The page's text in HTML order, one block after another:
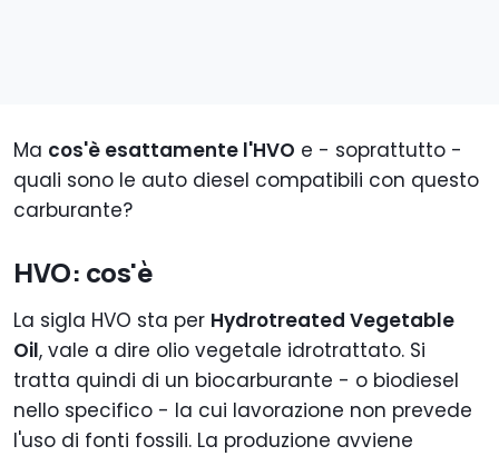
Ma cos'è esattamente l'HVO e - soprattutto -
quali sono le auto diesel compatibili con questo
carburante?
HVO: cos'è
La sigla HVO sta per Hydrotreated Vegetable
Oil, vale a dire olio vegetale idrotrattato. Si
tratta quindi di un biocarburante - o biodiesel
nello specifico - la cui lavorazione non prevede
l'uso di fonti fossili. La produzione avviene